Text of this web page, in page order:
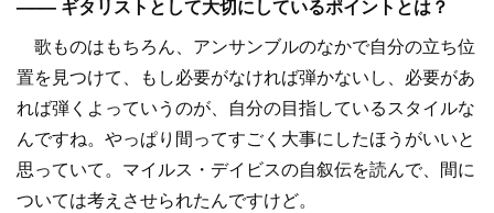
–––– ギタリストとして大切にしているポイントとは？
歌ものはもちろん、アンサンブルのなかで自分の立ち位
置を見つけて、もし必要がなければ弾かないし、必要があ
れば弾くよっていうのが、自分の目指しているスタイルな
んですね。やっぱり間ってすごく大事にしたほうがいいと
思っていて。マイルス・デイビスの自叙伝を読んで、間に
ついては考えさせられたんですけど。